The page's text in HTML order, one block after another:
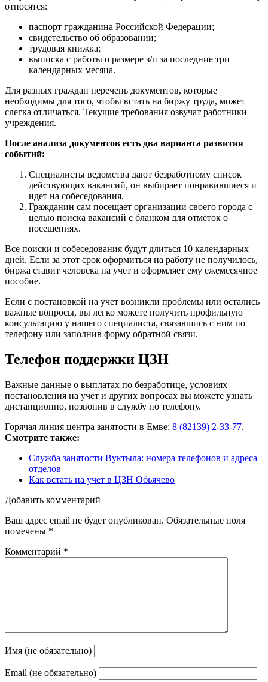
относятся:
паспорт гражданина Российской Федерации;
свидетельство об образовании;
трудовая книжка;
выписка с работы о размере з/п за последние три
календарных месяца.
Для разных граждан перечень документов, которые
необходимы для того, чтобы встать на биржу труда, может
слегка отличаться. Текущие требования озвучат работники
учреждения.
После анализа документов есть два варианта развития
событий:
Специалисты ведомства дают безработному список
действующих вакансий, он выбирает понравившиеся и
идет на собеседования.
Гражданин сам посещает организации своего города с
целью поиска вакансий с бланком для отметок о
посещениях.
Все поиски и собеседования будут длиться 10 календарных
дней. Если за этот срок оформиться на работу не получилось,
биржа ставит человека на учет и оформляет ему ежемесячное
пособие.
Если с постановкой на учет возникли проблемы или остались
важные вопросы, вы легко можете получить профильную
консультацию у нашего специалиста, связавшись с ним по
телефону или заполнив форму обратной связи.
Телефон поддержки ЦЗН
Важные данные о выплатах по безработице, условиях
постановления на учет и других вопросах вы можете узнать
дистанционно, позвонив в службу по телефону.
Горячая линия центра занятости в Емве: 8 (82139) 2-33-77.
Смотрите также:
Служба занятости Вуктыла: номера телефонов и адреса
отделов
Как встать на учет в ЦЗН Обьячево
Добавить комментарий
Ваш адрес email не будет опубликован. Обязательные поля
помечены *
Комментарий *
Имя (не обязательно)
Email (не обязательно)